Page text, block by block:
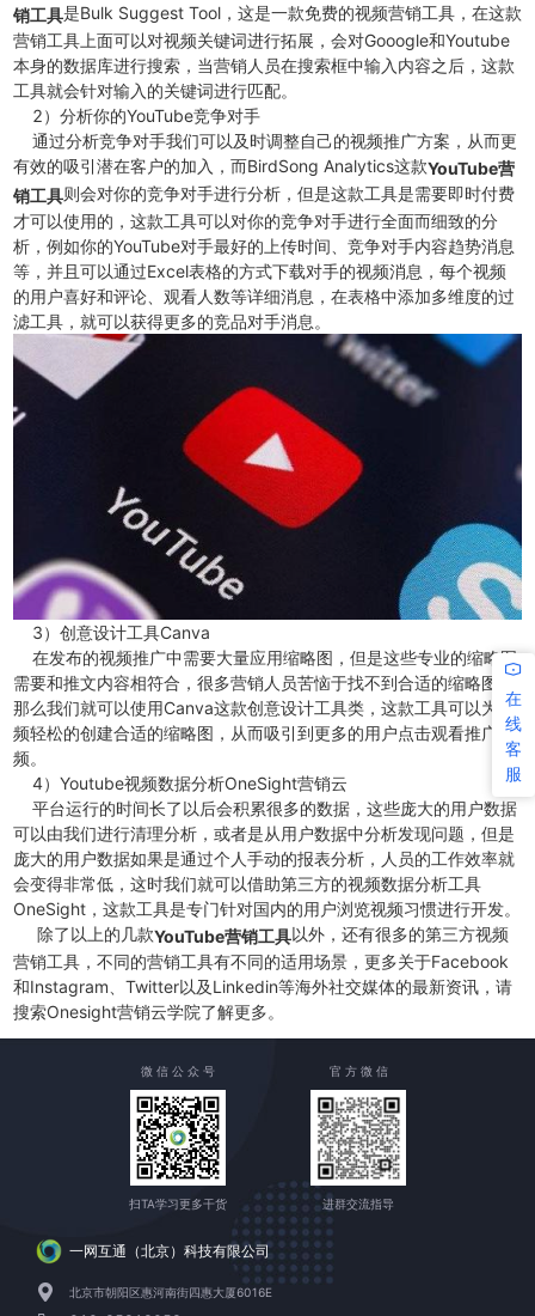
销工具是Bulk Suggest Tool，这是一款免费的视频营销工具，在这款
营销工具上面可以对视频关键词进行拓展，会对Gooogle和Youtube
本身的数据库进行搜索，当营销人员在搜索框中输入内容之后，这款
工具就会针对输入的关键词进行匹配。
2）分析你的YouTube竞争对手
通过分析竞争对手我们可以及时调整自己的视频推广方案，从而更
有效的吸引潜在客户的加入，而BirdSong Analytics这款YouTube营
销工具则会对你的竞争对手进行分析，但是这款工具是需要即时付费
才可以使用的，这款工具可以对你的竞争对手进行全面而细致的分
析，例如你的YouTube对手最好的上传时间、竞争对手内容趋势消息
等，并且可以通过Excel表格的方式下载对手的视频消息，每个视频
的用户喜好和评论、观看人数等详细消息，在表格中添加多维度的过
滤工具，就可以获得更多的竞品对手消息。
3）创意设计工具Canva
在发布的视频推广中需要大量应用缩略图，但是这些专业的缩略图
需要和推文内容相符合，很多营销人员苦恼于找不到合适的缩略图，
那么我们就可以使用Canva这款创意设计工具类，这款工具可以为视
频轻松的创建合适的缩略图，从而吸引到更多的用户点击观看推广视
频。
4）Youtube视频数据分析OneSight营销云
平台运行的时间长了以后会积累很多的数据，这些庞大的用户数据
可以由我们进行清理分析，或者是从用户数据中分析发现问题，但是
庞大的用户数据如果是通过个人手动的报表分析，人员的工作效率就
会变得非常低，这时我们就可以借助第三方的视频数据分析工具
OneSight，这款工具是专门针对国内的用户浏览视频习惯进行开发。
除了以上的几款YouTube营销工具以外，还有很多的第三方视频
营销工具，不同的营销工具有不同的适用场景，更多关于Facebook
和Instagram、Twitter以及Linkedin等海外社交媒体的最新资讯，请
搜索Onesight营销云学院了解更多。
在
线
客
服
一网互通（北京）科技有限公司
北京市朝阳区惠河南街四惠大厦6016E
微 信 公 众 号
扫TA学习更多干货
官 方 微 信
进群交流指导